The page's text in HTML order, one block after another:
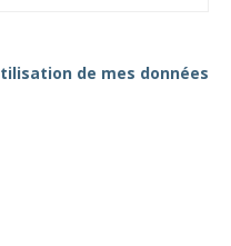
de mes données